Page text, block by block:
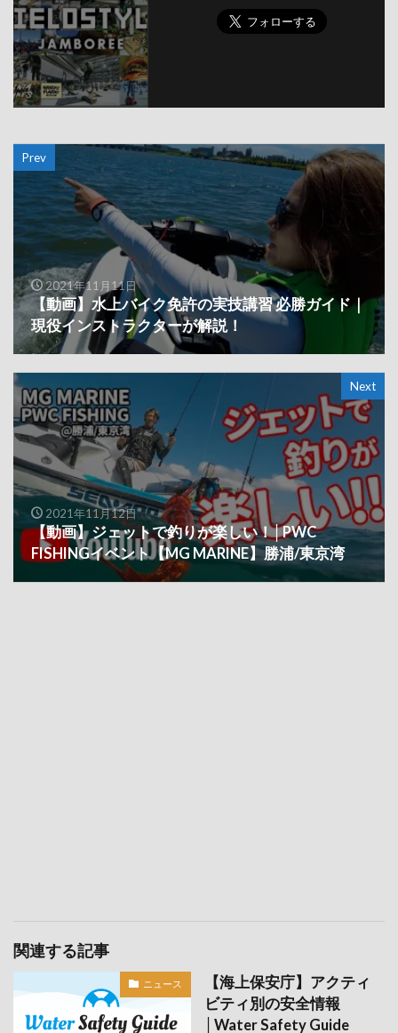
Prev
2021年11月11日
【動画】水上バイク免許の実技講習 必勝ガイド｜
現役インストラクターが解説！
Next
2021年11月12日
【動画】ジェットで釣りが楽しい！│PWC
FISHINGイベント【MG MARINE】勝浦/東京湾
関連する記事
ニュース
【海上保安庁】アクティ
ビティ別の安全情報
│Water Safety Guide